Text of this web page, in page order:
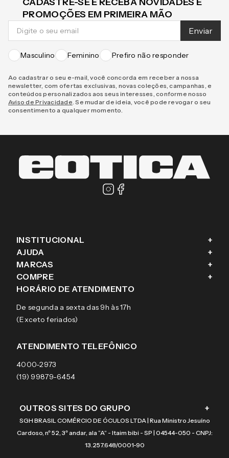
PROMOÇÕES EM PRIMEIRA MÃO
Enviar
Masculino Feminino Prefiro não responder
Ao cadastrar o seu e-mail, você concorda em receber a nossa
newsletter, com ofertas exclusivas, novas coleções, campanhas, e
conteúdos personalizados aos seus interesses, conforme nosso
Aviso de Privacidade . Se mudar de ideia, você pode revogar o seu
consentimento a qualquer momento.
INSTITUCIONAL +
Fale conosco
Blog
Sobre a eÓtica
Aviso de privacidade
Termos e condições de uso
AJUDA +
Como comprar
Trocas e Devoluções
Pagamentos
Garantias
MARCAS +
Ray-Ban
Tecnol
Arnette
Burberry
COMPRE +
Óculos de sol
Lentes de contato
HORÁRIO DE ATENDIMENTO
De segunda a sexta das 9h às 17h
(Exceto feriados)
ATENDIMENTO TELEFÔNICO
4000-2973
(19) 99879-6454
OUTROS SITES DO GRUPO +
SGH BRASIL COMÉRCIO DE ÓCULOS LTDA | Rua Ministro Jesuíno
Cardoso, nº 52, 3º andar, ala “A” - Itaim bibi - SP | 04544-050 - CNPJ:
13.257.648/0001-90